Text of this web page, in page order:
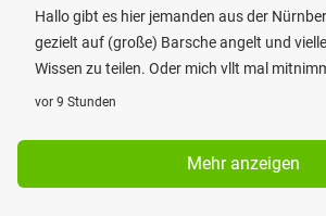
Hallo gibt es hier jemanden aus der
gezielt auf (große) Barsche angelt und
Wissen zu teilen. Oder mich vllt mal
vor 9 Stunden
Mehr anzeigen